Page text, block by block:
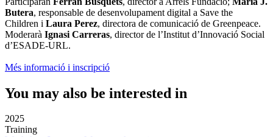
Butera, responsable de desenvolupament digital a Save the
Children i Laura Perez, directora de comunicació de Greenpeace.
Moderarà Ignasi Carreras, director de l’Institut d’Innovació Social
d’ESADE-URL.
Més informació i inscripció
You may also be interested in
2025
Training